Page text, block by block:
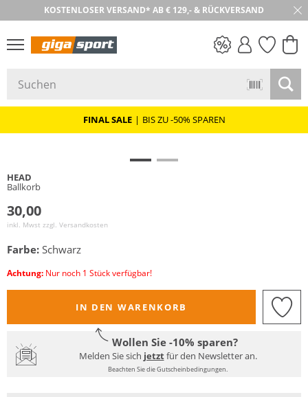
KOSTENLOSER VERSAND* AB € 129,- & RÜCKVERSAND
30 TAGE RÜCKGABE
FINAL SALE | BIS ZU -50% SPAREN
HEAD
Ballkorb
30,00
inkl. Mwst zzgl. Versandkosten
Farbe: Schwarz
Achtung: Nur noch 1 Stück verfügbar!
IN DEN WARENKORB
Wollen Sie -10% sparen?
Melden Sie sich jetztfür den Newsletter an.
Beachten Sie die Gutscheinbedingungen.